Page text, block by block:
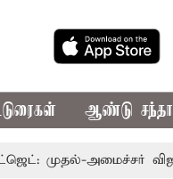
ஆண்டு சந்தா
முதல்-அமைச்சர் விஜய்